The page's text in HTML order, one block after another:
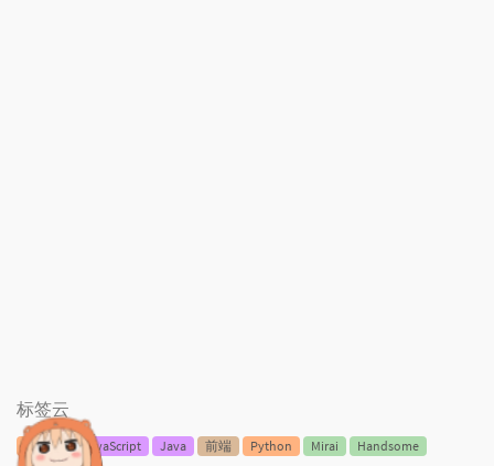
标签云
服务器 JavaScript Java 前端 Python Mirai Handsome